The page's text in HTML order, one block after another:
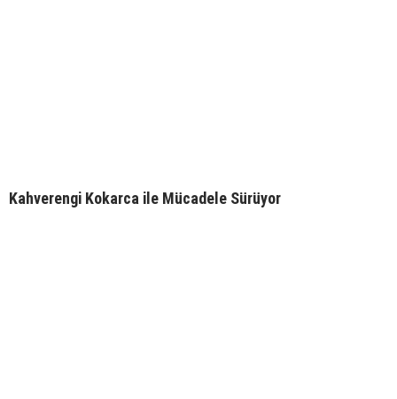
Kahverengi Kokarca ile Mücadele Sürüyor